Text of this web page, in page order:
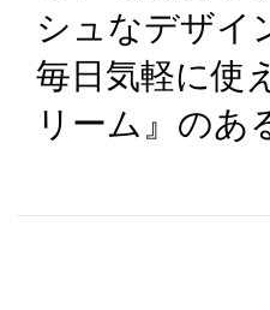
シュなデザイ
毎日気軽に使
リーム』のあ